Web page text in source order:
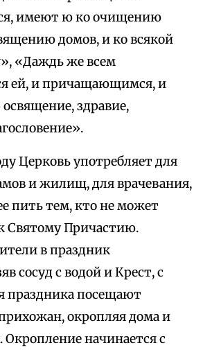
имеют ю ко очищению
домов, и ко всякой
«Даждь же всем
ей, и причащающимся, и
здравие,
Церковь употребляет для
и жилищ, для врачевания,
пить тем, кто не может
Святому Причастию.
в праздник
сосуд с водой и Крест, с
праздника посещают
окропляя дома и
начинается с